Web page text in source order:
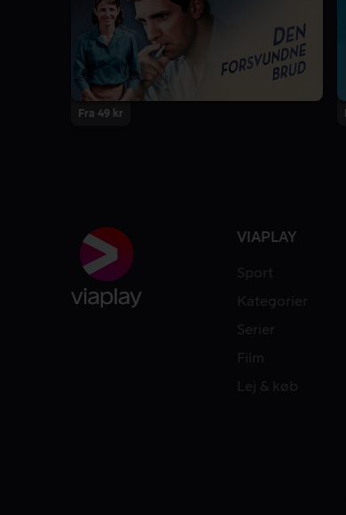
Fra 49 kr
VIAPLAY
Sport
Kategorier
Serier
Film
Lej & køb